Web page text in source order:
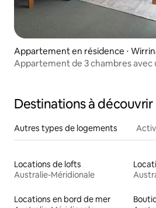
Appartement en résidence ⋅
Appartement de 3 chambres avec
Destinations à découvrir
Autres types de logements
Locations de lofts
Australie-Méridionale
Locations en bord de mer